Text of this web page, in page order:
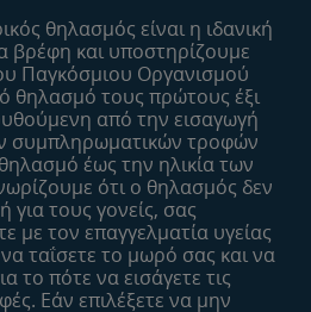
Σχετικά με εμάς
Η σελίδα μου
Το προφίλ μου
Είσοδος/Εγγραφή
θηλασμός είναι η ιδανική
βρέφη και υποστηρίζουμε
Παγκόσμιου Οργανισμού
θηλασμό τους πρώτους έξι
από την εισαγωγή
συμπληρωματικών τροφών
έως την ηλικία των
ότι ο θηλασμός δεν
για τους γονείς, σας
με τον επαγγελματία υγείας
ταΐσετε το μωρό σας και να
το πότε να εισάγετε τις
Εάν επιλέξετε να μην